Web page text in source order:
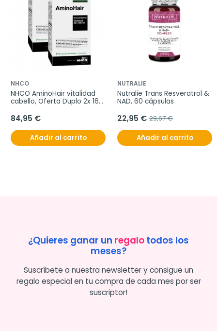
NHCO
NHCO AminoHair vitalidad
cabello, Oferta Duplo 2x 168
84,95 €
Añadir al carrito
NUTRALIE
Nutralie Trans Resveratrol &
NAD, 60 cápsulas
22,95 € 29,67 €
Añadir al carrito
¿Quieres ganar un regalotodos los
meses?
Suscríbete a nuestra newsletter y consigue un
regalo especial en tu compra de cada mes por ser
suscriptor!